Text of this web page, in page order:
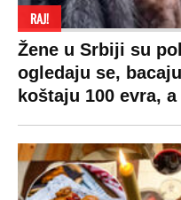
RAJ!
Žene u Srbiji su
ogledaju se,
koštaju 100 evra,